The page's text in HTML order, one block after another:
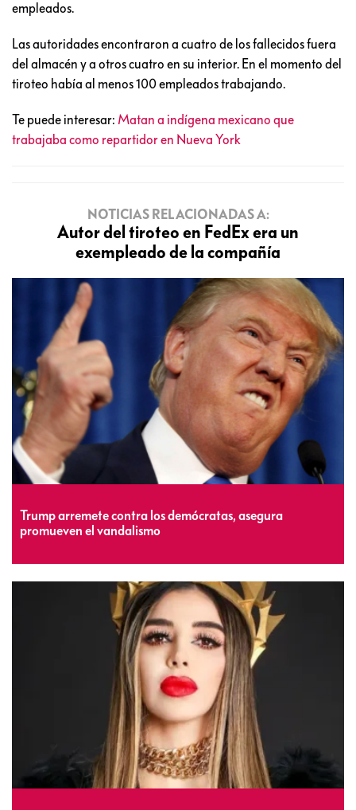
empleados.
Las autoridades encontraron a cuatro de los fallecidos fuera
del almacén y a otros cuatro en su interior. En el momento del
tiroteo había al menos 100 empleados trabajando.
Te puede interesar: Matan a indígena mexicano que
trabajaba como repartidor en Nueva York
NOTICIAS RELACIONADAS A:
Autor del tiroteo en FedEx era un
exempleado de la compañía
Trump arremete contra los demócratas, asegura
promueven el vandalismo